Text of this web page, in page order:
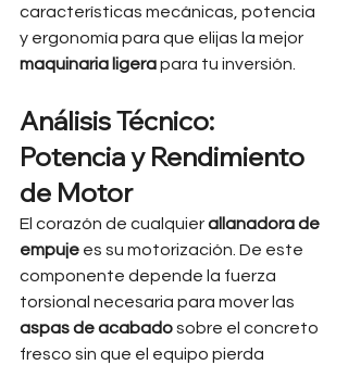
características mecánicas, potencia
y ergonomía para que elijas la mejor
maquinaria ligera para tu inversión.
Análisis Técnico:
Potencia y Rendimiento
de Motor
El corazón de cualquier allanadora de
empuje es su motorización. De este
componente depende la fuerza
torsional necesaria para mover las
aspas de acabado sobre el concreto
fresco sin que el equipo pierda